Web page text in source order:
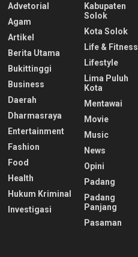
Advetorial
Agam
Artikel
Berita Utama
Bukittinggi
Business
Daerah
Dharmasraya
Entertainment
Fashion
Food
Health
Hukum Kriminal
Investigasi
Kabupaten
Solok
Kota Solok
Life & Fitness
Lifestyle
Lima Puluh
Kota
Mentawai
Movie
Music
News
Opini
Padang
Padang
Panjang
Pasaman